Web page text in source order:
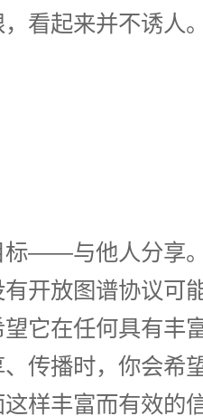
看起来并不诱人。
标——与他人分享
开放图谱协议可
它在任何具有丰
传播时，你会希
样丰富而有效的